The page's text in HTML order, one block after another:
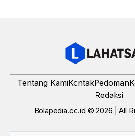
Tentang KamiKontakPedoman
Redaksi
Bolapedia.co.id © 2026 | All